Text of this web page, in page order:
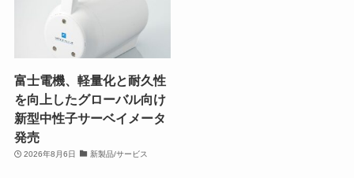
富士電機、軽量化と耐久性
を向上したグローバル向け
新型中性子サーベイメータ
発売
2026年8月6日 新製品/サービス